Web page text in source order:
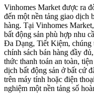
Vinhomes Market được ra
đến một nền tảng giao dịch
hàng. Tại Vinhomes
bất động sản phù hợp nhu
Đa Dạng, Tiết Kiệm, chúng
chính sách bán hàng đầy
thức thanh toán an toàn,
dịch bất động sản ở bất cứ
trên máy tính hoặc điện
nghiệm một nền tảng số